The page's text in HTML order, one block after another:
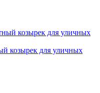
козырек для уличных